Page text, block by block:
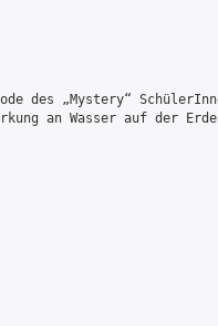
des „Mystery“
an Wasser auf der